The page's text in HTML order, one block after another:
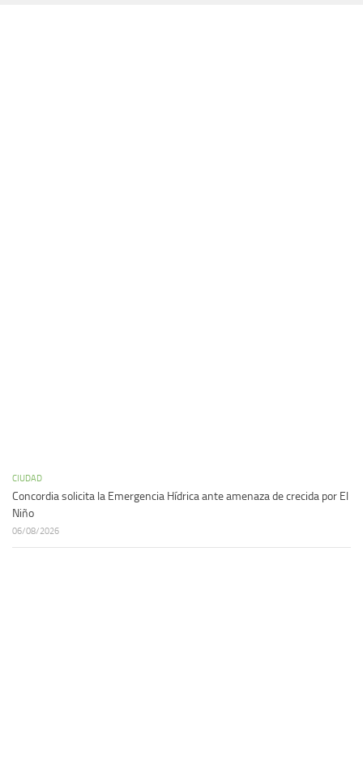
CIUDAD
Concordia solicita la Emergencia Hídrica ante amenaza de crecida por El
Niño
06/08/2026